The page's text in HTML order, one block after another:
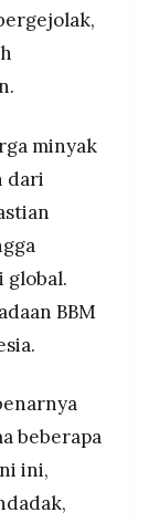
minyak
dari
global.
BBM
beberapa
ini,